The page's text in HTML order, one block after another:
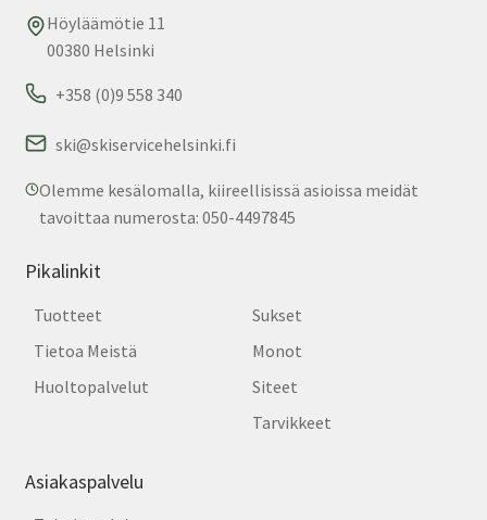
Höyläämötie 11
00380 Helsinki
+358 (0)9 558 340
ski@skiservicehelsinki.fi
Olemme kesälomalla, kiireellisissä asioissa meidät
tavoittaa numerosta: 050-4497845
Pikalinkit
Tuotteet
Tietoa Meistä
Huoltopalvelut
Sukset
Monot
Siteet
Tarvikkeet
Asiakaspalvelu